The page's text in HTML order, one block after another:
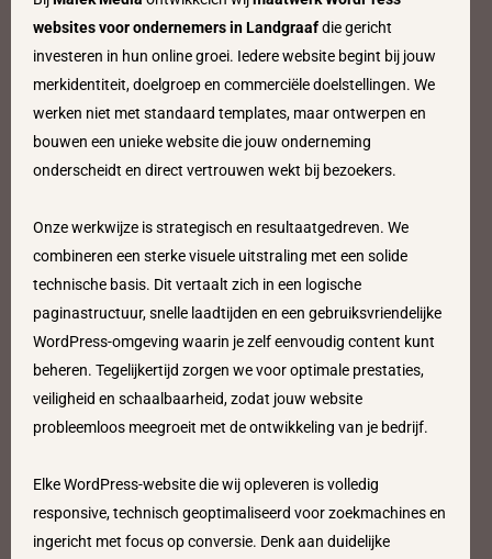
websites voor ondernemers in Landgraafdie gericht
investeren in hun online groei. Iedere website begint bij jouw
merkidentiteit, doelgroep en commerciële doelstellingen. We
werken niet met standaard templates, maar ontwerpen en
bouwen een unieke website die jouw onderneming
onderscheidt en direct vertrouwen wekt bij bezoekers.
Onze werkwijze is strategisch en resultaatgedreven. We
combineren een sterke visuele uitstraling met een solide
technische basis. Dit vertaalt zich in een logische
paginastructuur, snelle laadtijden en een gebruiksvriendelijke
WordPress-omgeving waarin je zelf eenvoudig content kunt
beheren. Tegelijkertijd zorgen we voor optimale prestaties,
veiligheid en schaalbaarheid, zodat jouw website
probleemloos meegroeit met de ontwikkeling van je bedrijf.
Elke WordPress-website die wij opleveren is volledig
responsive, technisch geoptimaliseerd voor zoekmachines en
ingericht met focus op conversie. Denk aan duidelijke